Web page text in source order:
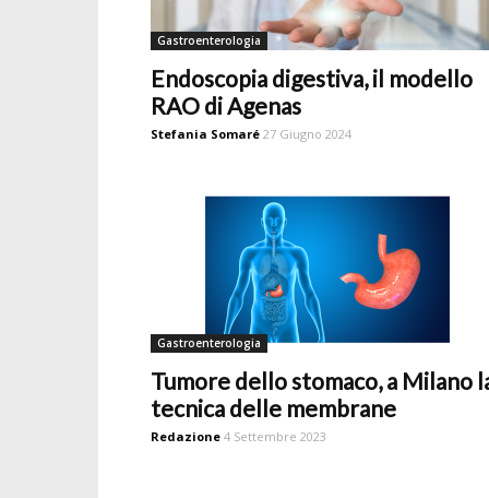
Gastroenterologia
Endoscopia digestiva, il modello
RAO di Agenas
Stefania Somaré 27 Giugno 2024
Gastroenterologia
Tumore dello stomaco, a Milano
tecnica delle membrane
Redazione 4 Settembre 2023